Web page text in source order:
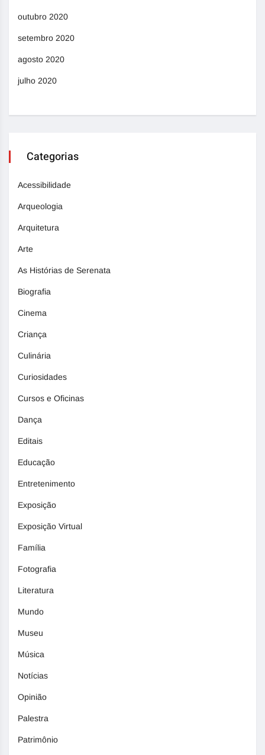
outubro 2020
setembro 2020
agosto 2020
julho 2020
Categorias
Acessibilidade
Arqueologia
Arquitetura
Arte
As Histórias de Serenata
Biografia
Cinema
Criança
Culinária
Curiosidades
Cursos e Oficinas
Dança
Editais
Educação
Entretenimento
Exposição
Exposição Virtual
Família
Fotografia
Literatura
Mundo
Museu
Música
Notícias
Opinião
Palestra
Patrimônio